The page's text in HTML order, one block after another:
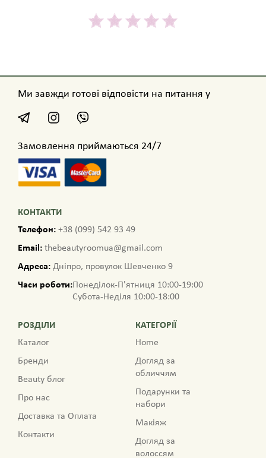
Ми завжди готові відповісти на питання у
Замовлення приймаються 24/7
КОНТАКТИ
Телефон: +38 (099) 542 93 49
Email: thebeautyroomua@gmail.com
Адреса: Дніпро, провулок Шевченко 9
Часи роботи:Понеділок-П'ятниця 10:00-19:00
Субота-Неділя 10:00-18:00
РОЗДІЛИ
Каталог
Бренди
Beauty блог
Про нас
Доставка та Оплата
Контакти
КАТЕГОРІЇ
Home
Догляд за
обличчям
Подарунки та
набори
Макіяж
Догляд за
волоссям